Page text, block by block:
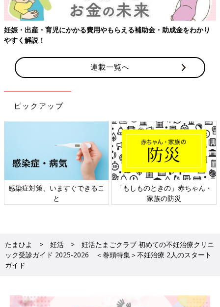
【ワクチン接種できるものも】妊婦の感染症対策、知っておいて！
連載一覧へ
ピックアップ
日本外来小児科学会リーフレッ
ト検討会
六星占術 細木かおりさんの人生
相談
たまひよ 妊活
妊活たまごクラブ 初めての不妊治療クリニ
ック受診ガイド 2025-2026 ＜巻頭特集＞不妊治療 2人のスタート
ガイド